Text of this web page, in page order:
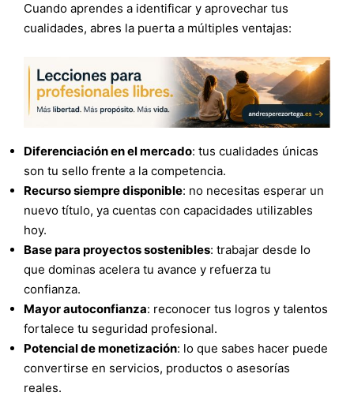
Cuando aprendes a identificar y aprovechar tus
cualidades, abres la puerta a múltiples ventajas:
Diferenciación en el mercado: tus cualidades únicas
son tu sello frente a la competencia.
Recurso siempre disponible: no necesitas esperar un
nuevo título, ya cuentas con capacidades utilizables
hoy.
Base para proyectos sostenibles: trabajar desde lo
que dominas acelera tu avance y refuerza tu
confianza.
Mayor autoconfianza: reconocer tus logros y talentos
fortalece tu seguridad profesional.
Potencial de monetización: lo que sabes hacer puede
convertirse en servicios, productos o asesorías
reales.